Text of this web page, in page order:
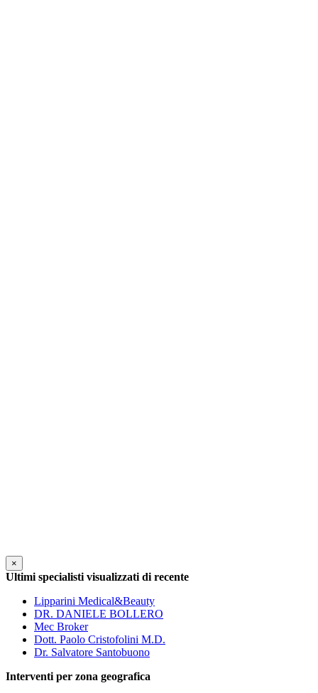
×
Ultimi specialisti visualizzati di recente
Lipparini Medical&Beauty
DR. DANIELE BOLLERO
Mec Broker
Dott. Paolo Cristofolini M.D.
Dr. Salvatore Santobuono
Interventi per zona geografica